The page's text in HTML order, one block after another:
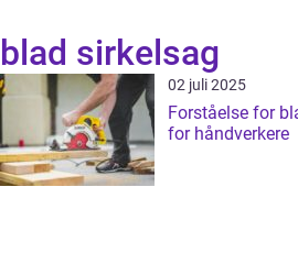
blad sirkelsag
02 juli 2025
Forståelse for
for håndverkere